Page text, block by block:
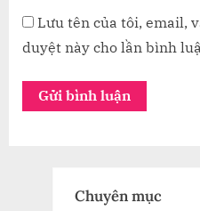
Lưu tên của tôi, email,
duyệt này cho lần bình
Chuyên mục